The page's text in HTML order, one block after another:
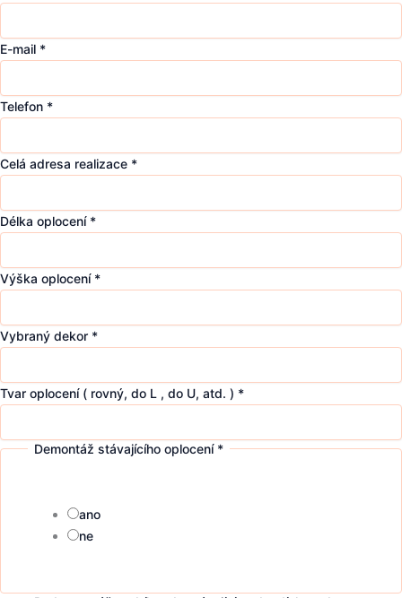
E-mail *
Telefon *
Celá adresa realizace *
Délka oplocení *
Výška oplocení *
Vybraný dekor *
Tvar oplocení ( rovný, do L , do U, atd. ) *
Demontáž stávajícího oplocení *
ano
ne